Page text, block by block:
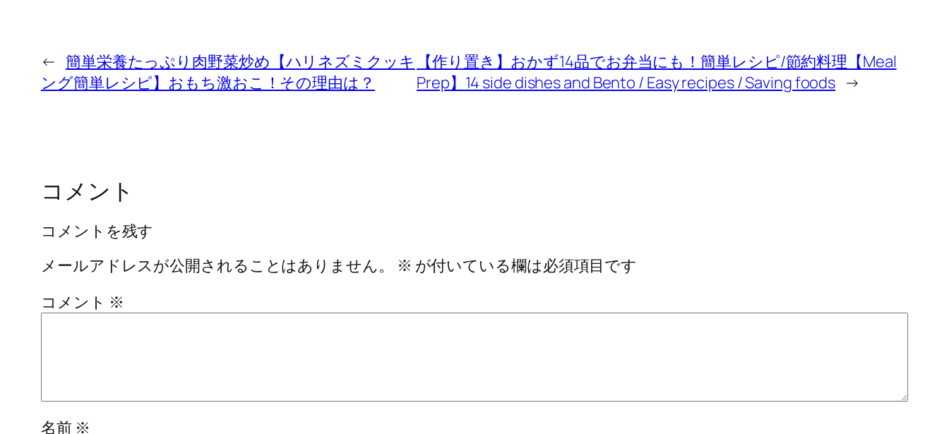
← 簡単栄養たっぷり肉野菜炒め【ハリネズミクッキ
ング簡単レシピ】おもち激おこ！その理由は？
【作り置き】おかず14品でお弁当にも！簡単レシピ/節約料理【Meal
Prep】14 side dishes and Bento / Easy recipes / Saving foods →
コメント
コメントを残す
メールアドレスが公開されることはありません。
※ が付いている欄は必須項目です
コメント ※
名前 ※